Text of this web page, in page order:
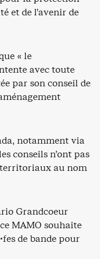
et de l’avenir de
« le
avec toute
par son conseil de
notamment via
conseils n’ont pas
au nom
Grandcoeur
MAMO souhaite
de bande pour